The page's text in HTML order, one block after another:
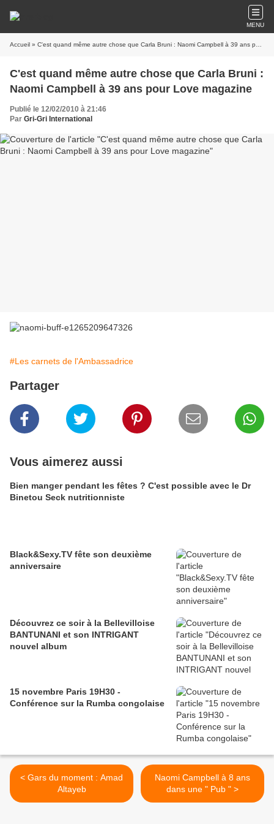
MENU
Accueil » C'est quand même autre chose que Carla Bruni : Naomi Campbell à 39 ans pour Love magazine
C'est quand même autre chose que Carla Bruni :
Naomi Campbell à 39 ans pour Love magazine
Publié le 12/02/2010 à 21:46
Par Gri-Gri International
#Les carnets de l'Ambassadrice
Partager
Vous aimerez aussi
Bien manger pendant les fêtes ? C'est possible avec le Dr
Binetou Seck nutritionniste
Black&Sexy.TV fête son deuxième
anniversaire
Découvrez ce soir à la Bellevilloise
BANTUNANI et son INTRIGANT
nouvel album
15 novembre Paris 19H30 -
Conférence sur la Rumba congolaise
< Gars du moment : Amad
Altayeb
Naomi Campbell à 8 ans
dans une " Pub " >